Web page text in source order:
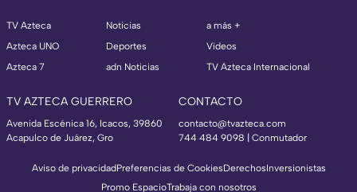
TV Azteca
Azteca UNO
Azteca 7
Noticias
Deportes
adn Noticias
a más +
Videos
TV Azteca Internacional
TV AZTECA GUERRERO
Avenida Escénica 16, Icacos, 39860
Acapulco de Juárez, Gro
CONTACTO
contacto@tvazteca.com
744 484 9098 | Conmutador
Aviso de privacidadPreferencias de CookiesDerechosInversionistas
Promo EspacioTrabaja con nosotros